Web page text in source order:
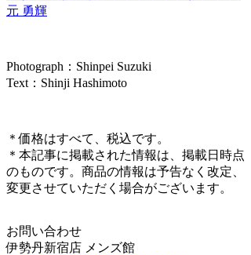
元 勇輝
Photograph：Shinpei Suzuki
Text：Shinji Hashimoto
＊価格はすべて、税込です。
＊本記事に掲載された情報は、掲載日時点
のものです。商品の情報は予告なく改定、
変更させていただく場合がございます。
お問い合わせ
伊勢丹新宿店 メンズ館